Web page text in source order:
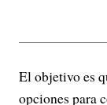
El objetivo es
opciones para